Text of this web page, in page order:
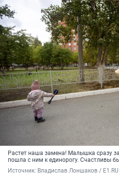
Растет наша замена! Малышка сразу
пошла с ним к единорогу. Счастливы
Источник: Владислав Лоншаков / E1.RU